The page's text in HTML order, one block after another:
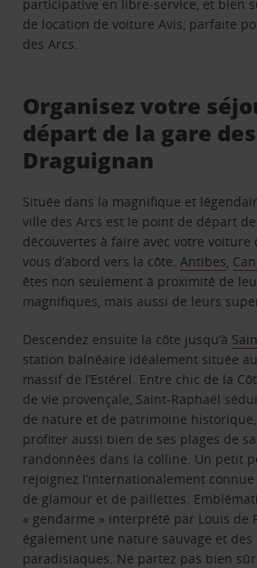
participative en libre-service, et bien
de location de voiture Avis, parfaite
des Arcs.
Organisez votre
départ de la gare
Draguignan
Située dans la magnifique et
ville des Arcs est le point de départ
découvertes à faire avec votre voiture
vous d’abord vers la côte. Antibes
êtes non seulement à proximité de
magnifiques, mais aussi de leurs
Descendez ensuite la côte jusqu’à
station balnéaire idéalement située
massif de l’Estérel. Entre chic de la
de vie provençale, Saint-Raphaël
de nature et de patrimoine
profiter aussi bien de ses plages de
randonnées dans la colline. Un petit
rejoignez l’internationalement connue
de glamour et de paillettes.
« gendarme » interprété par Louis de
également une nature sauvage et des
paradisiaques. Ne partez pas bien